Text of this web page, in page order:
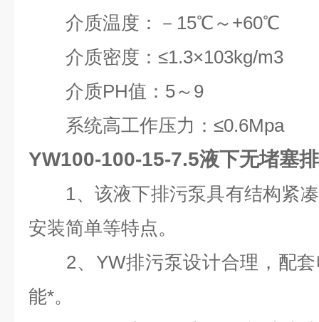
介质温度：－15℃～+60℃
介质密度：≤1.3×103kg/m3
介质PH值：5～9
系统高工作压力：≤0.6Mpa
YW100-100-15-7.5液下无堵塞
1、该液下排污泵具有结构紧凑
安装简单等特点。
2、YW排污泵设计合理，配套
能*。